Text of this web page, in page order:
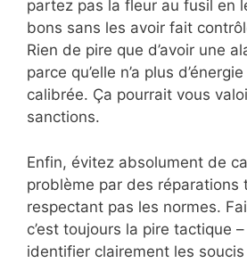
partez pas la fleur au fusil en
bons sans les avoir fait
Rien de pire que d’avoir une
parce qu’elle n’a plus
calibrée. Ça pourrait vous
sanctions.
Enfin, évitez absolument de
problème par des réparations
respectant pas les normes.
c’est toujours la pire tactique
identifier clairement les